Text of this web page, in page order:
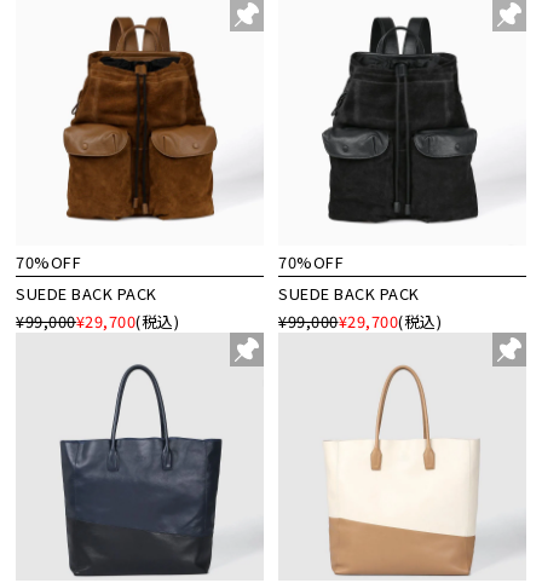
70%OFF
SUEDE BACK PACK
¥99,000¥29,700(税込)
70%OFF
SUEDE BACK PACK
¥99,000¥29,700(税込)